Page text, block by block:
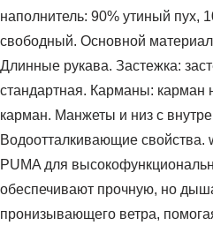
наполнитель: 90% утиный пух,
свободный. Основной
Длинные рукава. Застежка:
стандартная. Карманы: карман
карман. Манжеты и низ с
Водоотталкивающие свойства.
PUMA для
обеспечивают прочную, но
пронизывающего ветра,